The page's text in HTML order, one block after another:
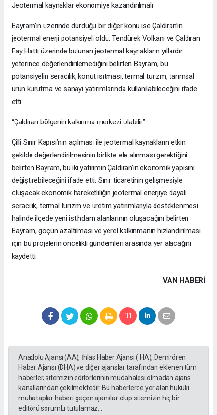
Jeotermal kaynaklar ekonomiye kazandırılmalı
Bayram’ın üzerinde durduğu bir diğer konu ise Çaldıran’ın
jeotermal enerji potansiyeli oldu. Tendürek Volkanı ve Çaldıran
Fay Hattı üzerinde bulunan jeotermal kaynakların yıllardır
yeterince değerlendirilemediğini belirten Bayram, bu
potansiyelin seracılık, konut ısıtması, termal turizm, tarımsal
ürün kurutma ve sanayi yatırımlarında kullanılabileceğini ifade
etti.
“Çaldıran bölgenin kalkınma merkezi olabilir”
Çilli Sınır Kapısı’nın açılması ile jeotermal kaynakların etkin
şekilde değerlendirilmesinin birlikte ele alınması gerektiğini
belirten Bayram, bu iki yatırımın Çaldıran’ın ekonomik yapısını
değiştirebileceğini ifade etti. Sınır ticaretinin gelişmesiyle
oluşacak ekonomik hareketliliğin jeotermal enerjiye dayalı
seracılık, termal turizm ve üretim yatırımlarıyla desteklenmesi
halinde ilçede yeni istihdam alanlarının oluşacağını belirten
Bayram, göçün azaltılması ve yerel kalkınmanın hızlandırılması
için bu projelerin öncelikli gündemleri arasında yer alacağını
kaydetti.
VAN HABERİ
Anadolu Ajansı (AA), İhlas Haber Ajansı (İHA), Demirören
Haber Ajansı (DHA) ve diğer ajanslar tarafından eklenen tüm
haberler, sitemizin editörlerinin müdahalesi olmadan ajans
kanallarından çekilmektedir. Bu haberlerde yer alan hukuki
muhataplar haberi geçen ajanslar olup sitemizin hiç bir
editörü sorumlu tutulamaz...